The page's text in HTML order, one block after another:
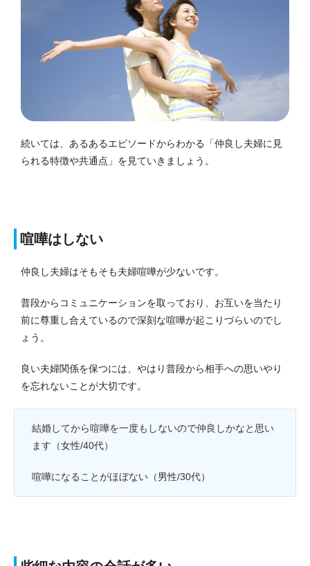
続いては、あるあるエピソードからわかる「仲良し夫婦に見
られる特徴や共通点」を見ていきましょう。
喧嘩はしない
仲良し夫婦はそもそも夫婦喧嘩が少ないです。
普段からコミュニケーションを取っており、お互いを当たり
前に尊重し合えているので深刻な喧嘩が起こりづらいのでし
ょう。
良い夫婦関係を保つには、やはり普段から相手への思いやり
を忘れないことが大切です。
結婚してから喧嘩を一度もしないので仲良しかなと思い
ます（女性/40代）
喧嘩になることがほぼない（男性/30代）